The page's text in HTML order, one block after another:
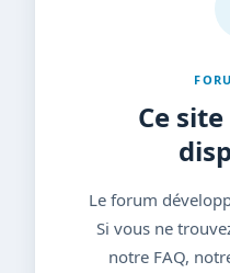
Ce
Le forum
Si vous ne
notre FAQ,